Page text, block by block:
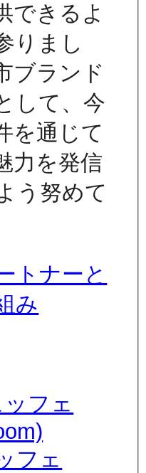
できるよ
りまし
ブランド
して、今
を通じて
力を発信
う努めて
トナーと
み
フェ